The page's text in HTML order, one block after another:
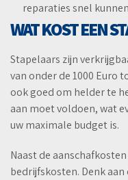
reparaties snel
WAT KOST EEN
Stapelaars zijn
van onder de 1000 Euro
ook goed om helder te
aan moet voldoen, wat
uw maximale budget is.
Naast de
bedrijfskosten. Denk